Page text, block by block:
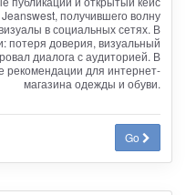
получившего волну
в социальных сетях. В
потеря доверия, визуальный
диалога с аудиторией. В
для интернет-
магазина одежды и обуви.
Go